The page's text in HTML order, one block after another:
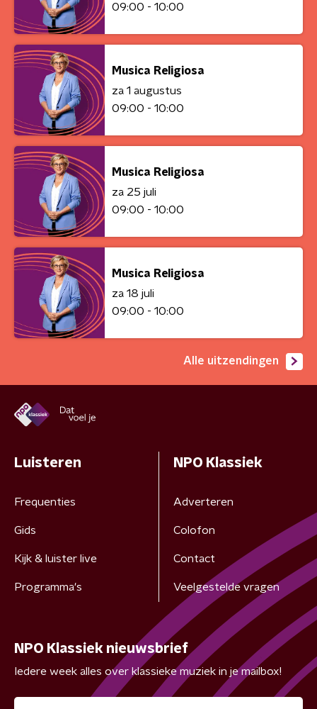
09:00 - 10:00
Musica Religiosa
za 1 augustus
09:00 - 10:00
Musica Religiosa
za 25 juli
09:00 - 10:00
Musica Religiosa
za 18 juli
09:00 - 10:00
Alle uitzendingen
Luisteren
Frequenties
Gids
Kijk & luister live
Programma's
NPO Klassiek
Adverteren
Colofon
Contact
Veelgestelde vragen
NPO Klassiek nieuwsbrief
Iedere week alles over klassieke muziek in je mailbox!